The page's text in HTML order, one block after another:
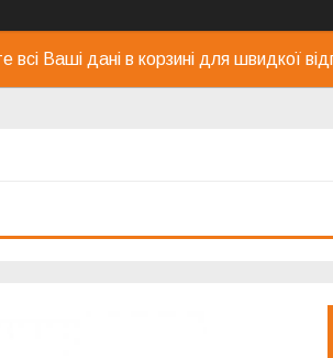
всі Ваші дані в корзині для швидкої